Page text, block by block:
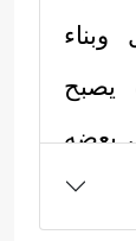
وبناء
يصبح
بعضه